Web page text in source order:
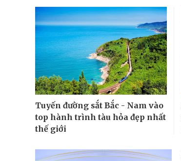
Tuyến đường sắt Bắc - Nam vào
top hành trình tàu hỏa đẹp nhất
thế giới